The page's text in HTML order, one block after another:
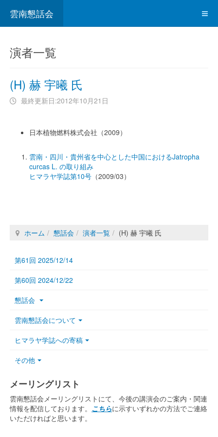
雲南懇話会
演者一覧
(H) 赫 宇曦 氏
最終更新日:2012年10月21日
日本植物燃料株式会社（2009）
雲南・四川・貴州省を中心とした中国におけるJatropha
curcas L. の取り組み
ヒマラヤ学誌第10号 （2009/03）
ホーム 懇話会 演者一覧 (H) 赫 宇曦 氏
第61回 2025/12/14
第60回 2024/12/22
懇話会
雲南懇話会について
ヒマラヤ学誌への寄稿
その他
メーリングリスト
雲南懇話会メーリングリストにて、今後の講演会のご案内・関連
情報を配信しております。 こちらに示すいずれかの方法でご連絡
いただければと思います。